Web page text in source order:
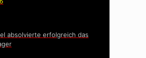
absolvierte erfolgreich das